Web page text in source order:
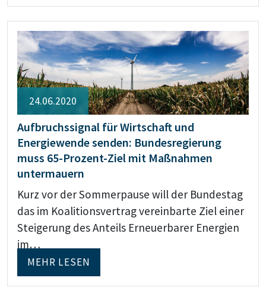
24.06.2020
Aufbruchssignal für Wirtschaft und
Energiewende senden: Bundesregierung
muss 65-Prozent-Ziel mit Maßnahmen
untermauern
Kurz vor der Sommerpause will der Bundestag
das im Koalitionsvertrag vereinbarte Ziel einer
Steigerung des Anteils Erneuerbarer Energien
im…
MEHR LESEN